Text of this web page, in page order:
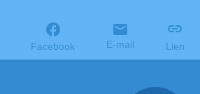
Facebook E-mail Lien